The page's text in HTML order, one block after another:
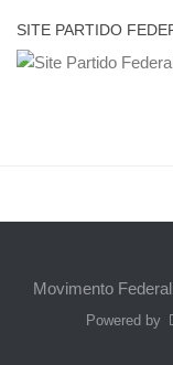
SITE PARTIDO
Movimento
Powered by